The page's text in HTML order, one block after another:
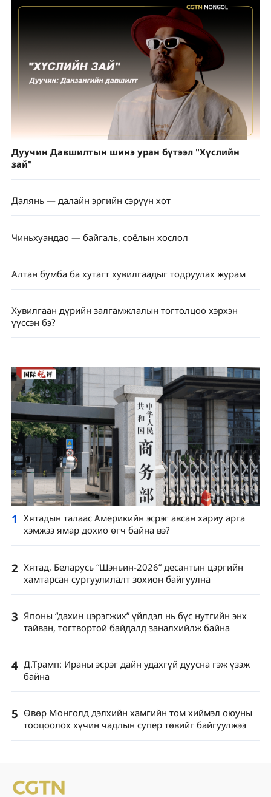
Дуучин Давшилтын шинэ уран бүтээл "Хүслийн
зай"
Далянь — далайн эргийн сэрүүн хот
Чиньхуандао — байгаль, соёлын хослол
Алтан бумба ба хутагт хувилгаадыг тодруулах журам
Хувилгаан дүрийн залгамжлалын тогтолцоо хэрхэн
үүссэн бэ?
1 Хятадын талаас Америкийн эсрэг авсан хариу арга
хэмжээ ямар дохио өгч байна вэ?
2 Хятад, Беларусь “Шэньин-2026” десантын цэргийн
хамтарсан сургуулилалт зохион байгуулна
3 Японы “дахин цэрэгжих” үйлдэл нь бүс нутгийн энх
тайван, тогтвортой байдалд заналхийлж байна
4 Д.Трамп: Ираны эсрэг дайн удахгүй дуусна гэж үзэж
байна
5 Өвөр Монголд дэлхийн хамгийн том хиймэл оюуны
тооцоолох хүчин чадлын супер төвийг байгуулжээ